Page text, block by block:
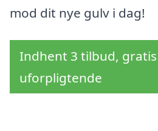
mod dit nye gulv i dag!
Indhent 3 tilbud,
uforpligtende